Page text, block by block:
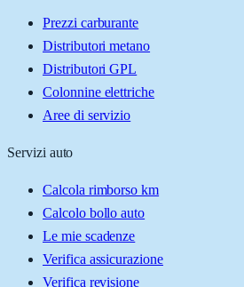
Prezzi carburante
Distributori metano
Distributori GPL
Colonnine elettriche
Aree di servizio
Servizi auto
Calcola rimborso km
Calcolo bollo auto
Le mie scadenze
Verifica assicurazione
Verifica revisione